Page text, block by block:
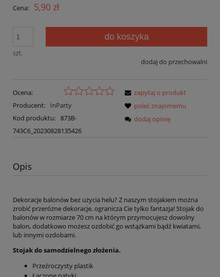
Cena: 5,90 zł
szt.
do koszyka
dodaj do przechowalni
Ocena:
Producent:
InParty
Kod produktu: 873B-
743C6_20230828135426
zapytaj o produkt
poleć znajomemu
dodaj opinię
Opis
Dekoracje balonów bez użycia helu? Z naszym stojakiem można
zrobić przeróżne dekoracje, ogranicza Cie tylko fantazja! Stojak do
balonów w rozmiarze 70 cm na którym przymocujesz dowolny
balon, dodatkowo możesz ozdobić go wstążkami bądź kwiatami,
lub innymi ozdobami.
Stojak do samodzielnego złożenia.
Przeźroczysty plastik